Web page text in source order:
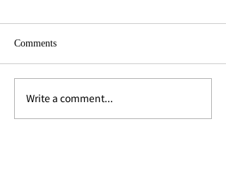
インターコンチネンタ
ル・バンコク "The
Comments
Write a comment...